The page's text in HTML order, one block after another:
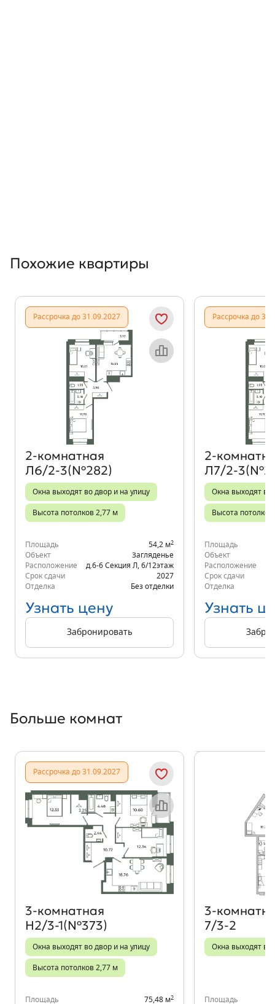
Похожие квартиры
Рассрочка до 31.09.2027
Объект месяца
2‑комнатная
Л6/2-3(№282)
Окна выходят во двор и на улицу
Высота потолков 2,77 м
Площадь 54,2 м2
Объект
Загляденье
Расположение
д.6-6 Секция Л 6/12этаж
Срок сдачи
2027
Отделка
Без отделки
Узнать цену
Забронировать
Рассрочка до
Л7/2-
Окна выходят во
Высота
Площадь
Объект
Расположение
Срок сдачи
Отделка
Узнать
Больше комнат
Рассрочка до 31.09.2027
Объект месяца
3‑комнатная
Н2/3-1(№373)
Окна выходят во двор и на улицу
Высота потолков 2,77 м
Площадь 75,48 м2
7/3-2
Окна выходят во
Площадь